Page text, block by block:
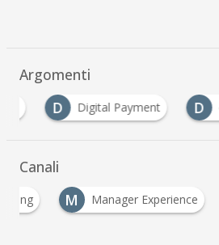
Argomenti
Digital Payment
Canali
M Manager Experience